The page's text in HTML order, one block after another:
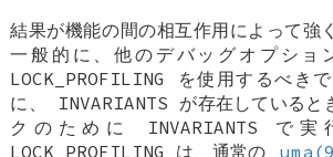
結果が機能の間の相互作用によって強
一般的に、他のデバッグオプショ
LOCK_PROFILING
を使用するべき
に、 INVARIANTS が存在していると
クのために INVARIANTS で実
LOCK_PROFILING
は、通常の